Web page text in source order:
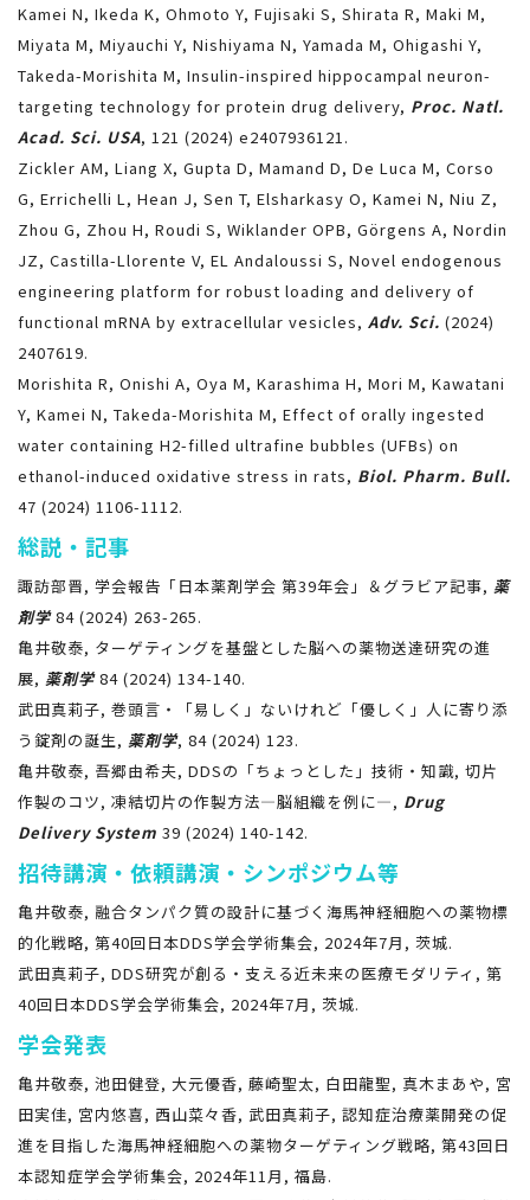
Kamei N, Ikeda K, Ohmoto Y, Fujisaki S, Shirata R, Maki M,
Miyata M, Miyauchi Y, Nishiyama N, Yamada M, Ohigashi Y,
Takeda-Morishita M, Insulin-inspired hippocampal neuron-
targeting technology for protein drug delivery, Proc. Natl.
Acad. Sci. USA, 121 (2024) e2407936121.
Zickler AM, Liang X, Gupta D, Mamand D, De Luca M, Corso
G, Errichelli L, Hean J, Sen T, Elsharkasy O, Kamei N, Niu Z,
Zhou G, Zhou H, Roudi S, Wiklander OPB, Görgens A, Nordin
JZ, Castilla-Llorente V, EL Andaloussi S, Novel endogenous
engineering platform for robust loading and delivery of
functional mRNA by extracellular vesicles, Adv. Sci. (2024)
2407619.
Morishita R, Onishi A, Oya M, Karashima H, Mori M, Kawatani
Y, Kamei N, Takeda-Morishita M, Effect of orally ingested
water containing H2-filled ultrafine bubbles (UFBs) on
ethanol-induced oxidative stress in rats, Biol. Pharm. Bull.
47 (2024) 1106-1112.
総説・記事
諏訪部晋, 学会報告「日本薬剤学会 第39年会」＆グラビア記事, 薬
剤学84 (2024) 263-265.
亀井敬泰, ターゲティングを基盤とした脳への薬物送達研究の進
展, 薬剤学84 (2024) 134-140.
武田真莉子, 巻頭言・「易しく」ないけれど「優しく」人に寄り添
う錠剤の誕生, 薬剤学, 84 (2024) 123.
亀井敬泰, 吾郷由希夫, DDSの「ちょっとした」技術・知識, 切片
作製のコツ, 凍結切片の作製方法―脳組織を例に―, Drug
Delivery System 39 (2024) 140-142.
招待講演・依頼講演・シンポジウム等
亀井敬泰, 融合タンパク質の設計に基づく海馬神経細胞への薬物標
的化戦略, 第40回日本DDS学会学術集会, 2024年7月, 茨城.
武田真莉子, DDS研究が創る・支える近未来の医療モダリティ, 第
40回日本DDS学会学術集会, 2024年7月, 茨城.
学会発表
亀井敬泰, 池田健登, 大元優香, 藤崎聖太, 白田龍聖, 真木まあや, 宮
田実佳, 宮内悠喜, 西山菜々香, 武田真莉子, 認知症治療薬開発の促
進を目指した海馬神経細胞への薬物ターゲティング戦略, 第43回日
本認知症学会学術集会, 2024年11月, 福島.